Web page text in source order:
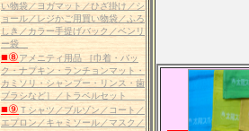
い物袋／ヨガマット／ひざ掛け／シ
ョール／レジかご用買い物袋／ふろ
しき／カラー手提げバック／ベンリ
ー袋
■⑧アメニティ用品 ［巾着・バッ
ク・ナプキン・ランチョンマット・
カミソリ・シャンプー・リンス・歯
ブラシなど］／トラベルセット
■⑨ Ｔシャツ／ブルゾン／コート／
エプロン／キャミソール／マスク／